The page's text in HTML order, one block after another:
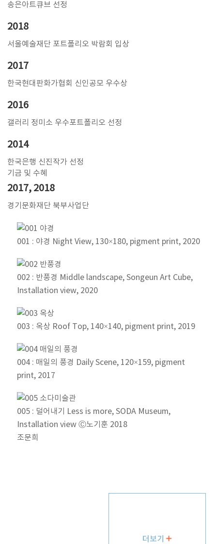
송은아트큐브 선정
2018
서울예술재단 포트폴리오 박람회 입상
2017
한국현대판화가협회 신인공모 우수상
2016
갤러리 정미소 우수포트폴리오 선정
2014
한국은행 신진작가 선정
기금 및 수혜
2017, 2018
경기문화재단 북부사업단
001 : 야경 Night View, 130×180, pigment print, 2020
002 : 반풍경 Middle landscape, Songeun Art Cube,
Installation view, 2020
003 : 옥상 Roof Top, 140×140, pigment print, 2019
004 : 매일의 풍경 Daily Scene, 120×159, pigment
print, 2017
005 : 덜어내기 Less is more, SODA Museum,
Installation view Ⓒ노기훈 2018
조문희
더보기